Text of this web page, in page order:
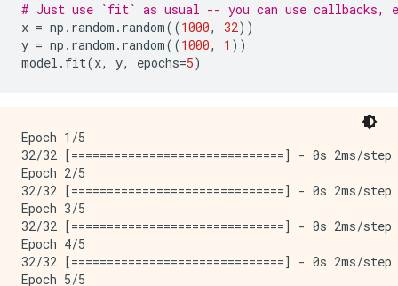
# Just use `fit` as usual -- you can use callbacks,
x = np . random . random((1000, 32))
y = np . random . random((1000, 1 ))
model . fit(x, y, epochs=5)
Epoch 1/5
32/32 [==============================] - 0s 2ms/
Epoch 2/5
32/32 [==============================] - 0s 2ms/
Epoch 3/5
32/32 [==============================] - 0s 2ms/
Epoch 4/5
32/32 [==============================] - 0s 2ms/
Epoch 5/5